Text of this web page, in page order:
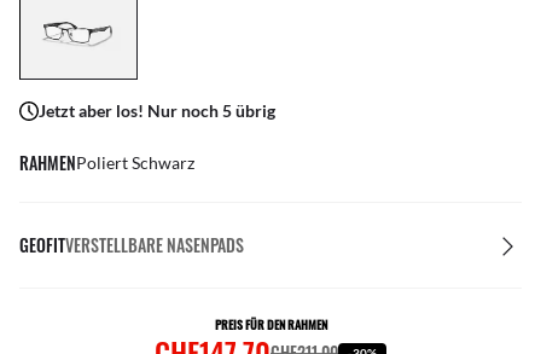
Jetzt aber los! Nur noch 5 übrig
RAHMENPoliert Schwarz
GEOFITVERSTELLBARE NASENPADS
PREIS FÜR DEN RAHMEN